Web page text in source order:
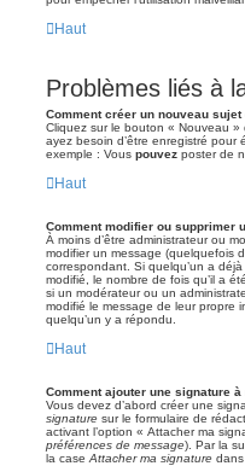
Haut
Problèmes liés à
Comment créer un nouveau
Cliquez sur le bouton « Nouveau
ayez besoin d’être enregistré
exemple : Vous pouvez poster de
Haut
Comment modifier ou supprimer
À moins d’être administrateur ou
modifier un message (quelquefois
correspondant. Si quelqu’un a
modifié, le nombre de fois qu’il a
si un modérateur ou un
modifié le message de leur propre
quelqu’un y a répondu.
Haut
Comment ajouter une signature
Vous devez d’abord créer une
signature sur le formulaire de
activant l’option « Attacher ma
préférences de message). Par la
la case Attacher ma signature dans